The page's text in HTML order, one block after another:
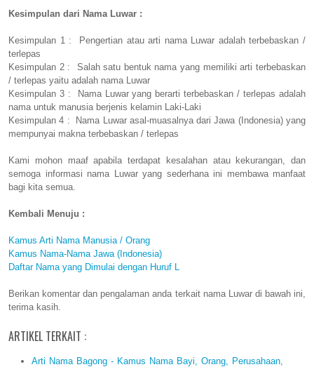
Kesimpulan dari Nama Luwar :
Kesimpulan 1 : Pengertian atau arti nama Luwar adalah terbebaskan /
terlepas
Kesimpulan 2 : Salah satu bentuk nama yang memiliki arti terbebaskan
/ terlepas yaitu adalah nama Luwar
Kesimpulan 3 : Nama Luwar yang berarti terbebaskan / terlepas adalah
nama untuk manusia berjenis kelamin Laki-Laki
Kesimpulan 4 : Nama Luwar asal-muasalnya dari Jawa (Indonesia) yang
mempunyai makna terbebaskan / terlepas
Kami mohon maaf apabila terdapat kesalahan atau kekurangan, dan
semoga informasi nama Luwar yang sederhana ini membawa manfaat
bagi kita semua.
Kembali Menuju :
Kamus Arti Nama Manusia / Orang
Kamus Nama-Nama Jawa (Indonesia)
Daftar Nama yang Dimulai dengan Huruf L
Berikan komentar dan pengalaman anda terkait nama Luwar di bawah ini,
terima kasih.
ARTIKEL TERKAIT :
Arti Nama Bagong - Kamus Nama Bayi, Orang, Perusahaan,